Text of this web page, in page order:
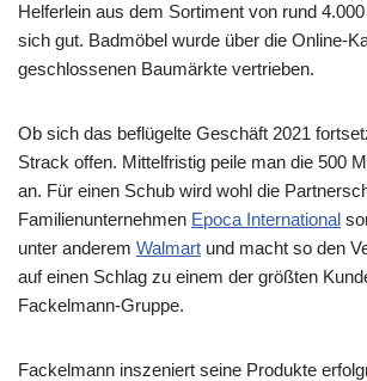
Helferlein aus dem Sortiment von rund
sich gut. Badmöbel wurde über die Online-
geschlossenen Baumärkte vertrieben.
Ob sich das beflügelte Geschäft 2021
Strack offen. Mittelfristig peile man die 500
an. Für einen Schub wird wohl die
Familienunternehmen Epoca International
unter anderem Walmart und macht so den
auf einen Schlag zu einem der größten
Fackelmann-Gruppe.
Fackelmann inszeniert seine Produkte